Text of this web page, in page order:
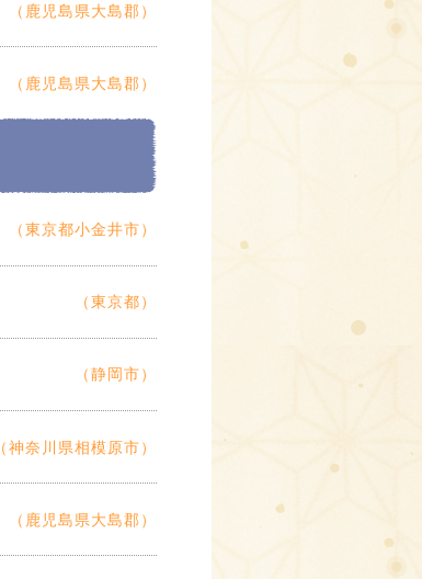
（鹿児島県大島郡）
（鹿児島県大島郡）
（東京都小金井市）
（東京都）
（静岡市）
（神奈川県相模原市）
（鹿児島県大島郡）